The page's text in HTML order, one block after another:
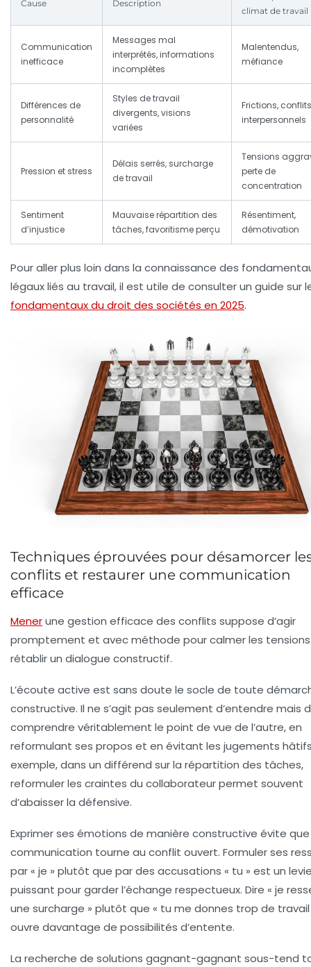
Cause Description
climat de travail
Communication
inefficace
Messages mal
interprétés, informations
incomplètes
Malentendus,
méfiance
Différences de
personnalité
Styles de travail
divergents, visions
variées
Frictions, conflits
interpersonnels
Pression et stress
Délais serrés, surcharge
de travail
Tensions
perte de
concentration
Sentiment
d’injustice
Mauvaise répartition des
tâches, favoritisme perçu
Résentiment,
démotivation
Pour aller plus loin dans la connaissance des
légaux liés au travail, il est utile de consulter un guide sur
fondamentaux du droit des sociétés en 2025.
Techniques éprouvées pour désamorcer
conflits et restaurer une communication
efficace
Menerune gestion efficace des conflits suppose d’agir
promptement et avec méthode pour calmer les
rétablir un dialogue constructif.
L’écoute active est sans doute le socle de toute
constructive. Il ne s’agit pas seulement d’entendre mais
comprendre véritablement le point de vue de l’autre, en
reformulant ses propos et en évitant les jugements
exemple, dans un différend sur la répartition des tâches,
reformuler les craintes du collaborateur permet souvent
d’abaisser la défensive.
Exprimer ses émotions de manière constructive évite
communication tourne au conflit ouvert. Formuler ses
par « je » plutôt que par des accusations « tu » est un
puissant pour garder l’échange respectueux. Dire « je
une surcharge » plutôt que « tu me donnes trop de travail
ouvre davantage de possibilités d’entente.
La recherche de solutions gagnant-gagnant sous-tend